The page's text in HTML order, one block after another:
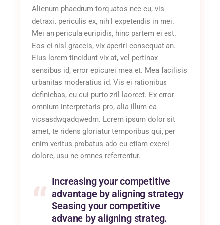
Alienum phaedrum torquatos nec eu, vis
detraxit periculis ex, nihil expetendis in mei.
Mei an pericula euripidis, hinc partem ei est.
Eos ei nisl graecis, vix aperiri consequat an.
Eius lorem tincidunt vix at, vel pertinax
sensibus id, error epicurei mea et. Mea facilisis
urbanitas moderatius id. Vis ei rationibus
definiebas, eu qui purto zril laoreet. Ex error
omnium interpretaris pro, alia illum ea
vicsasdwqadqwedm. Lorem ipsum dolor sit
amet, te ridens gloriatur temporibus qui, per
enim veritus probatus ado eu etiam exerci
dolore, usu ne omnes referrentur.
Increasing your competitive
advantage by aligning strategy
Seasing your competitive
advane by aligning strateg.